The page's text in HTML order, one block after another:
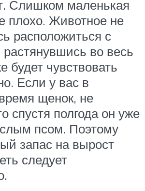
Слишком маленькая
плохо. Животное не
расположиться с
во весь
будет чувствовать
Если у вас в
щенок, не
спустя полгода он уже
псом. Поэтому
запас на вырост
следует